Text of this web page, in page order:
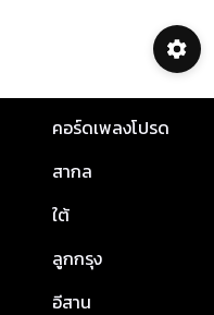
คอร์ดเพลงโปรด
สากล
ใต้
ลูกกรุง
อีสาน